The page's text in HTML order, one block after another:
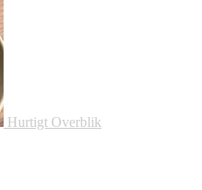
Hurtigt Overblik